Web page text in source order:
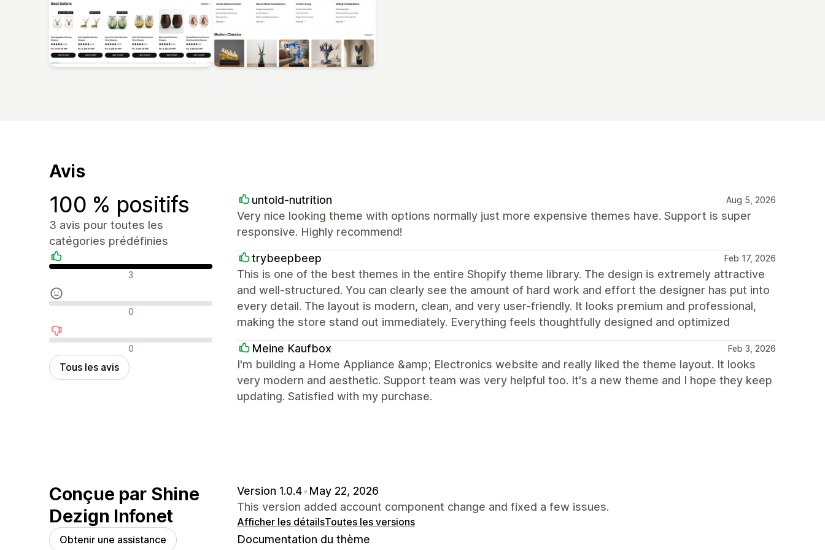
Avis
100 % positifs
3 avis pour toutes les
catégories prédéfinies
Avis positifs 3
Avis neutres 0
Avis négatifs 0
Tous les avis
untold-nutrition Aug 5, 2026
Very nice looking theme with options normally just more expensive themes have. Support is super
responsive. Highly recommend!
trybeepbeep Feb 17, 2026
This is one of the best themes in the entire Shopify theme library. The design is extremely attractive
and well-structured. You can clearly see the amount of hard work and effort the designer has put into
every detail. The layout is modern, clean, and very user-friendly. It looks premium and professional,
making the store stand out immediately. Everything feels thoughtfully designed and optimized
Meine Kaufbox Feb 3, 2026
I'm building a Home Appliance &amp; Electronics website and really liked the theme layout. It looks
very modern and aesthetic. Support team was very helpful too. It's a new theme and I hope they keep
updating. Satisfied with my purchase.
Conçue par Shine
Dezign Infonet
Obtenir une assistance
Version 1.0.4•May 22, 2026
This version added account component change and fixed a few issues.
Afficher les détailsToutes les versions
Documentation du thème